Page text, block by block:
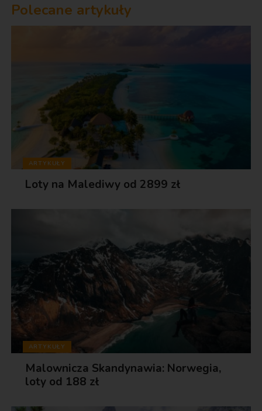
Polecane artykuły
ARTYKUŁY
Loty na Malediwy od 2899 zł
ARTYKUŁY
Malownicza Skandynawia: Norwegia,
loty od 188 zł